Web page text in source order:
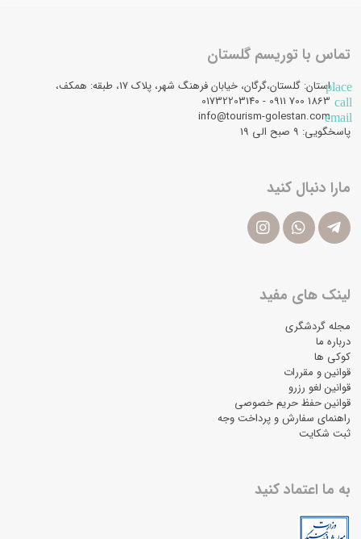
تماس با توریسم گلستان
placeاستان: گلستان،گرگان، خیابان فرهنگ شهر، پلاک 17، طبقه: همکف،
call
email
info@tourism-golestan.com
پاسخگویی: ۹ صبح الی 19
مارا دنبال کنید
لینک های مفید
مجله گردشگری
درباره ما
کوکی ها
قوانین و مقررات
قوانین لغو رزرو
قوانین حفظ حریم خصوصی
راهنمای سفارش و پرداخت وجه
ثبت شکایت
به ما اعتماد کنید